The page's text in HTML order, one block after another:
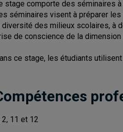
stage comporte des séminaires
séminaires visent à préparer
diversité des milieux scolaires, à
de conscience de la
ce stage, les étudiants
2, 11 et 12